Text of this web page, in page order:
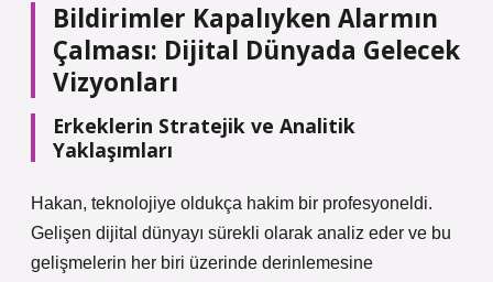
Bildirimler Kapalıyken Alarmın
Çalması: Dijital Dünyada Gelecek
Vizyonları
Erkeklerin Stratejik ve Analitik
Yaklaşımları
Hakan, teknolojiye oldukça hakim bir profesyoneldi.
Gelişen dijital dünyayı sürekli olarak analiz eder ve bu
gelişmelerin her biri üzerinde derinlemesine